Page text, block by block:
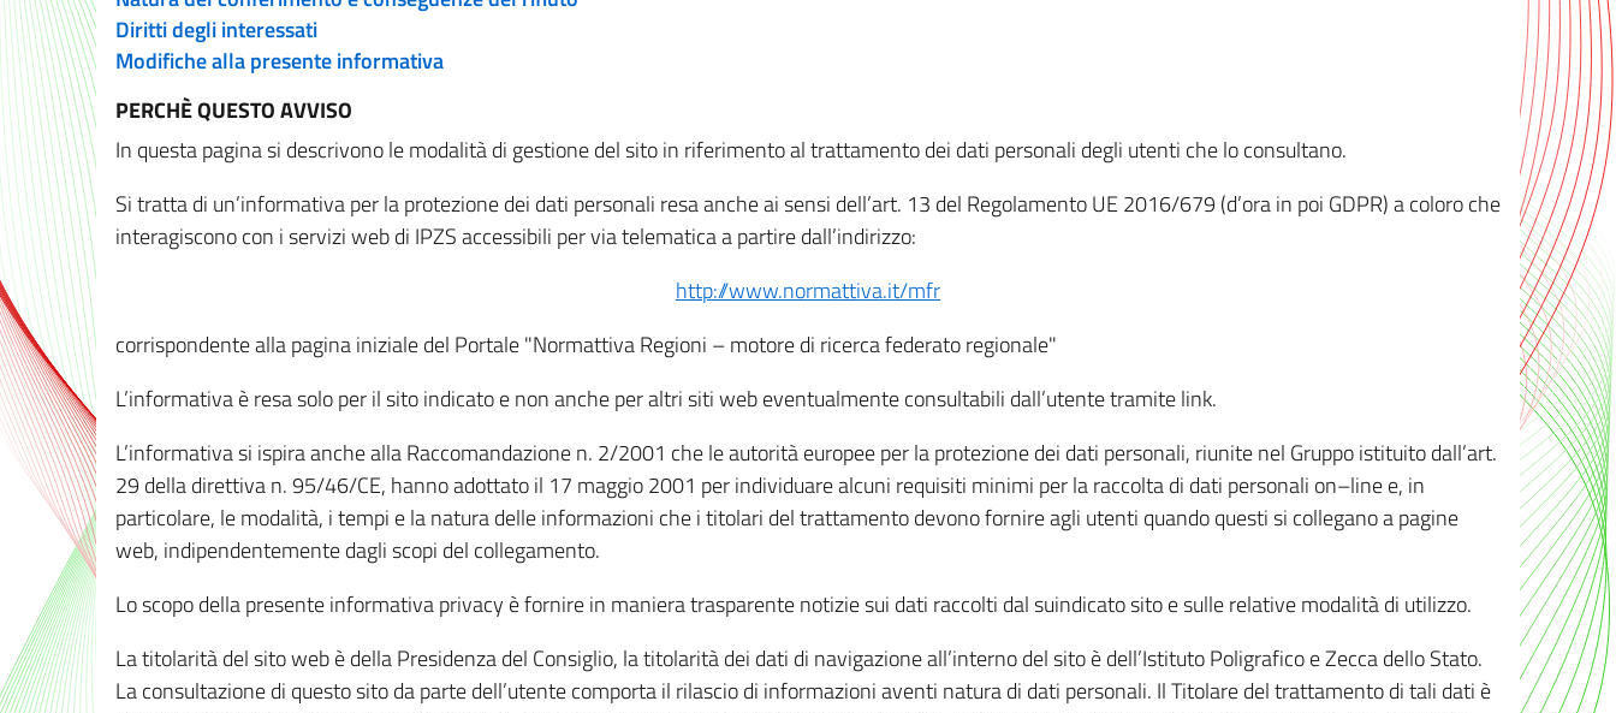
Diritti degli interessati
Modifiche alla presente informativa
PERCHÈ QUESTO AVVISO
In questa pagina si descrivono le modalità di gestione del sito in riferimento al trattamento dei dati personali degli utenti che lo consultano.
Si tratta di un’informativa per la protezione dei dati personali resa anche ai sensi dell’art. 13 del Regolamento UE 2016/679 (d’ora in poi GDPR) a coloro che
interagiscono con i servizi web di IPZS accessibili per via telematica a partire dall’indirizzo:
http://www.normattiva.it/mfr
corrispondente alla pagina iniziale del Portale "Normattiva Regioni – motore di ricerca federato regionale"
L’informativa è resa solo per il sito indicato e non anche per altri siti web eventualmente consultabili dall’utente tramite link.
L’informativa si ispira anche alla Raccomandazione n. 2/2001 che le autorità europee per la protezione dei dati personali, riunite nel Gruppo istituito dall’art.
29 della direttiva n. 95/46/CE, hanno adottato il 17 maggio 2001 per individuare alcuni requisiti minimi per la raccolta di dati personali on–line e, in
particolare, le modalità, i tempi e la natura delle informazioni che i titolari del trattamento devono fornire agli utenti quando questi si collegano a pagine
web, indipendentemente dagli scopi del collegamento.
Lo scopo della presente informativa privacy è fornire in maniera trasparente notizie sui dati raccolti dal suindicato sito e sulle relative modalità di utilizzo.
La titolarità del sito web è della Presidenza del Consiglio, la titolarità dei dati di navigazione all’interno del sito è dell’Istituto Poligrafico e Zecca dello Stato.
La consultazione di questo sito da parte dell’utente comporta il rilascio di informazioni aventi natura di dati personali. Il Titolare del trattamento di tali dati è